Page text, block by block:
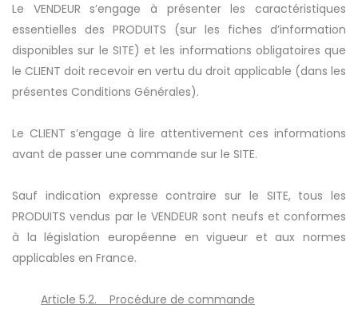
Le VENDEUR s’engage à présenter les caractéristiques
essentielles des PRODUITS (sur les fiches d’information
disponibles sur le SITE) et les informations obligatoires que
le CLIENT doit recevoir en vertu du droit applicable (dans les
présentes Conditions Générales).
Le CLIENT s’engage à lire attentivement ces informations
avant de passer une commande sur le SITE.
Sauf indication expresse contraire sur le SITE, tous les
PRODUITS vendus par le VENDEUR sont neufs et conformes
à la législation européenne en vigueur et aux normes
applicables en France.
Article 5.2. Procédure de commande